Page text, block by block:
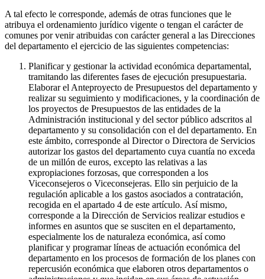
A tal efecto le corresponde, además de otras funciones que le
atribuya el ordenamiento jurídico vigente o tengan el carácter de
comunes por venir atribuidas con carácter general a las Direcciones
del departamento el ejercicio de las siguientes competencias:
Planificar y gestionar la actividad económica departamental,
tramitando las diferentes fases de ejecución presupuestaria.
Elaborar el Anteproyecto de Presupuestos del departamento y
realizar su seguimiento y modificaciones, y la coordinación de
los proyectos de Presupuestos de las entidades de la
Administración institucional y del sector público adscritos al
departamento y su consolidación con el del departamento. En
este ámbito, corresponde al Director o Directora de Servicios
autorizar los gastos del departamento cuya cuantía no exceda
de un millón de euros, excepto las relativas a las
expropiaciones forzosas, que corresponden a los
Viceconsejeros o Viceconsejeras. Ello sin perjuicio de la
regulación aplicable a los gastos asociados a contratación,
recogida en el apartado 4 de este artículo. Así mismo,
corresponde a la Dirección de Servicios realizar estudios e
informes en asuntos que se susciten en el departamento,
especialmente los de naturaleza económica, así como
planificar y programar líneas de actuación económica del
departamento en los procesos de formación de los planes con
repercusión económica que elaboren otros departamentos o